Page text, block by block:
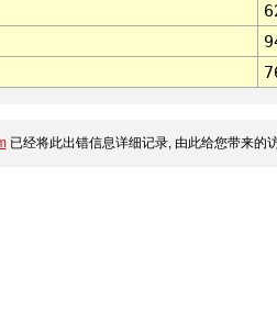
已经将此出错信息详细记录, 由此给您带来的